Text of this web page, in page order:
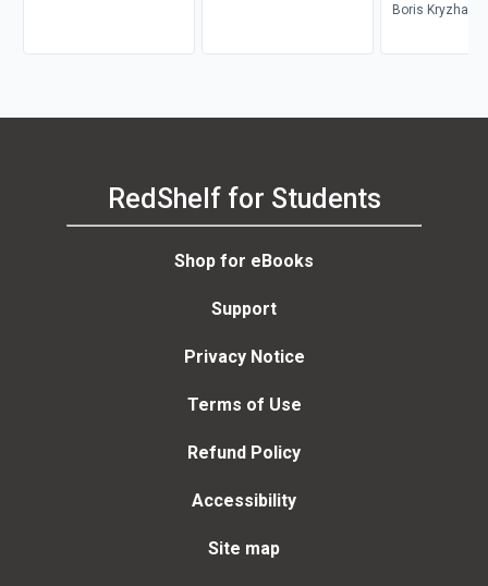
Learning, and
Boris
Redko, Yury
RedShelf for Students
Shop for eBooks
Support
Privacy Notice
Terms of Use
Refund Policy
Accessibility
Site map